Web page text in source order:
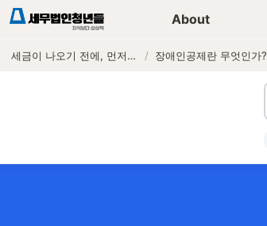
About
세금이 나오기 전에, 먼저 연락하는 세무법인 / 장애인공제란 무엇인가?
세무가이드 콘텐츠